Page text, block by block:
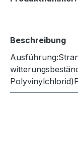
Beschreibung